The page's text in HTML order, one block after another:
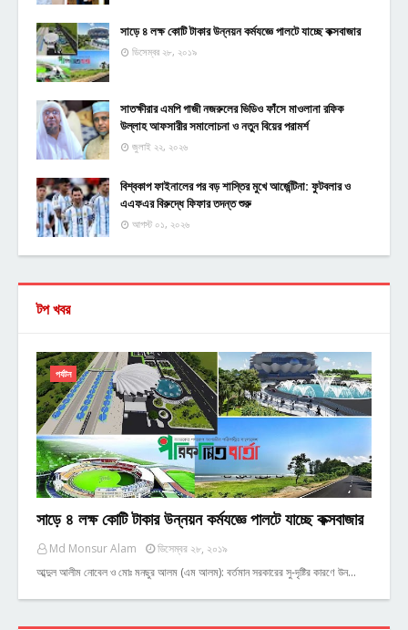
সাড়ে ৪ লক্ষ কোটি টাকার উন্নয়ন কর্মযজ্ঞে পালটে যাচ্ছে কক্সবাজার
ডিসেম্বর ২৮, ২০১৯
সাতক্ষীরার এমপি গাজী নজরুলের ভিডিও ফাঁসে মাওলানা রফিক
উল্লাহ আফসারীর সমালোচনা ও নতুন বিয়ের পরামর্শ
জুলাই ২২, ২০২৬
বিশ্বকাপ ফাইনালের পর বড় শাস্তির মুখে আর্জেন্টিনা: ফুটবলার ও
এএফএর বিরুদ্ধে ফিফার তদন্ত শুরু
আগস্ট ০১, ২০২৬
টপ খবর
পর্যটন
সাড়ে ৪ লক্ষ কোটি টাকার উন্নয়ন কর্মযজ্ঞে পালটে যাচ্ছে কক্সবাজার
Md Monsur Alam
ডিসেম্বর ২৮, ২০১৯
আব্দুল আলীম নোবেল ও মোঃ মনছুর আলম (এম আলম): বর্তমান সরকারের সু-দৃষ্টির কারণে উন…